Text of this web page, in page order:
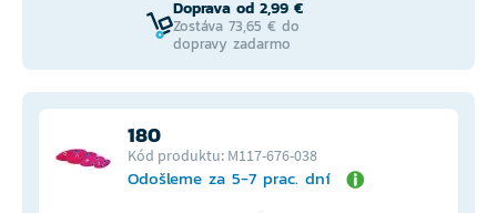
Doprava od 2,99 €
Zostáva 73,65 € do
dopravy zadarmo
180
Kód produktu: M117-676-038
Odošleme za 5-7 prac. dní